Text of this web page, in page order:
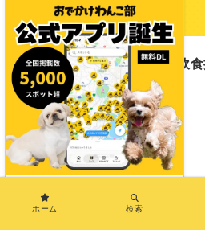
東区）
時間制限なしで利用OK！飲
内ドッグラン♪
屋内のみ 大型犬OK
ホーム 検索